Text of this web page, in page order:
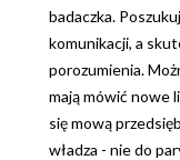
badaczka.
komunikacji, a
porozumienia.
mają mówić nowe
się mową
władza - nie do